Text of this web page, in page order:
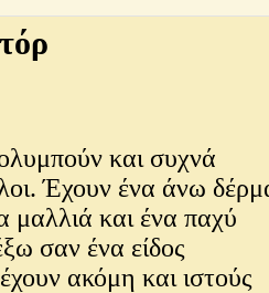
και συχνά
Έχουν ένα άνω
μαλλιά και ένα παχύ
σαν ένα είδος
ακόμη και ιστούς